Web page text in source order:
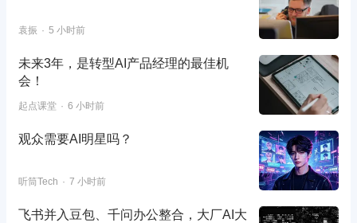
袁振 5 小时前
未来3年，是转型AI产品经理的最佳机
会！
起点课堂 6 小时前
观众需要AI明星吗？
听筒Tech 7 小时前
飞书并入豆包、千问办公整合，大厂AI大